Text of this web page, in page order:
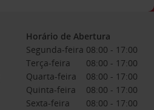
Horário de Abertura
Segunda-feira 08:00 - 17:00
Terça-feira
08:00 - 17:00
Quarta-feira
08:00 - 17:00
Quinta-feira
08:00 - 17:00
Sexta-feira
08:00 - 17:00